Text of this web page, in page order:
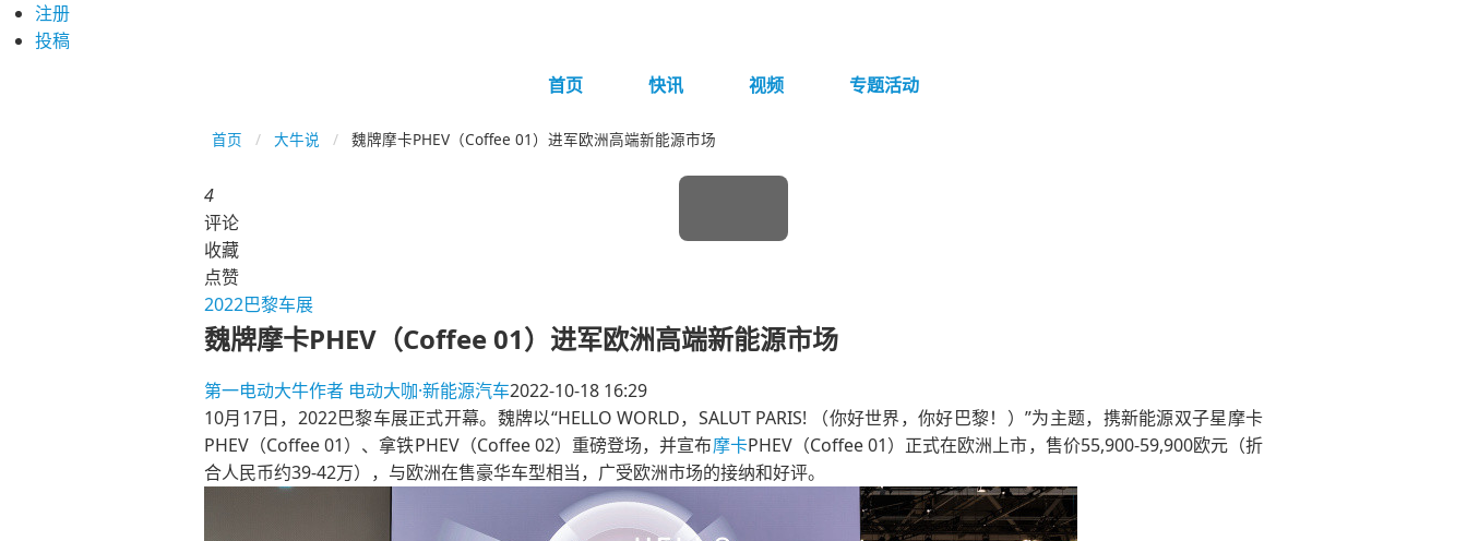
注册
投稿
首页
快讯 视频 专题活动
首页 大牛说 魏牌摩卡PHEV（Coffee 01）进军欧洲高端新能源市场
4
评论
收藏
点赞
2022巴黎车展
魏牌摩卡PHEV（Coffee 01）进军欧洲高端新能源市场
第一电动大牛作者 电动大咖·新能源汽车2022-10-18 16:29
10月17日，2022巴黎车展正式开幕。魏牌以“HELLO WORLD，SALUT PARIS! （你好世界，你好巴黎！）”为主题，携新能源双子星摩卡
PHEV（Coffee 01）、拿铁PHEV（Coffee 02）重磅登场，并宣布摩卡PHEV（Coffee 01）正式在欧洲上市，售价55,900-59,900欧元（折
合人民币约39-42万），与欧洲在售豪华车型相当，广受欧洲市场的接纳和好评。